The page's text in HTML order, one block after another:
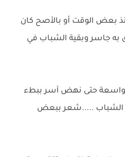
بعض الوقت أو بالأصح كان
به جاسر وبقية الشباب في
الواسعة حتى نهض آسر ببطء
الشباب .....شعر ببعض